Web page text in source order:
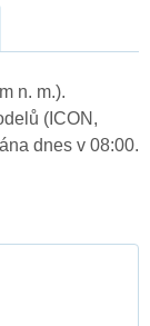
n. m.).
(ICON,
dnes v 08:00.